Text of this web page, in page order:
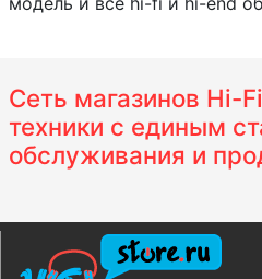
Сеть магазинов Hi-
техники с единым
обслуживания и